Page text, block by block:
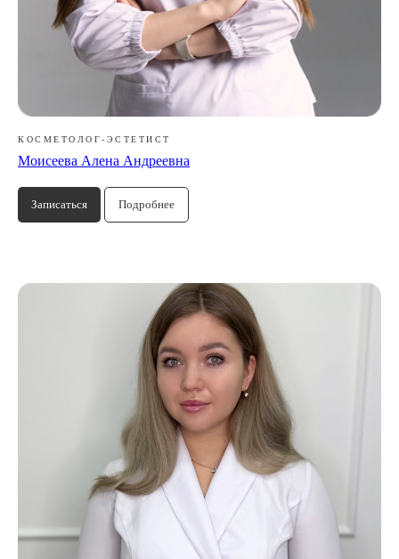
КОСМЕТОЛОГ-ЭСТЕТИСТ
Моисеева Алена Андреевна
Записаться Подробнее